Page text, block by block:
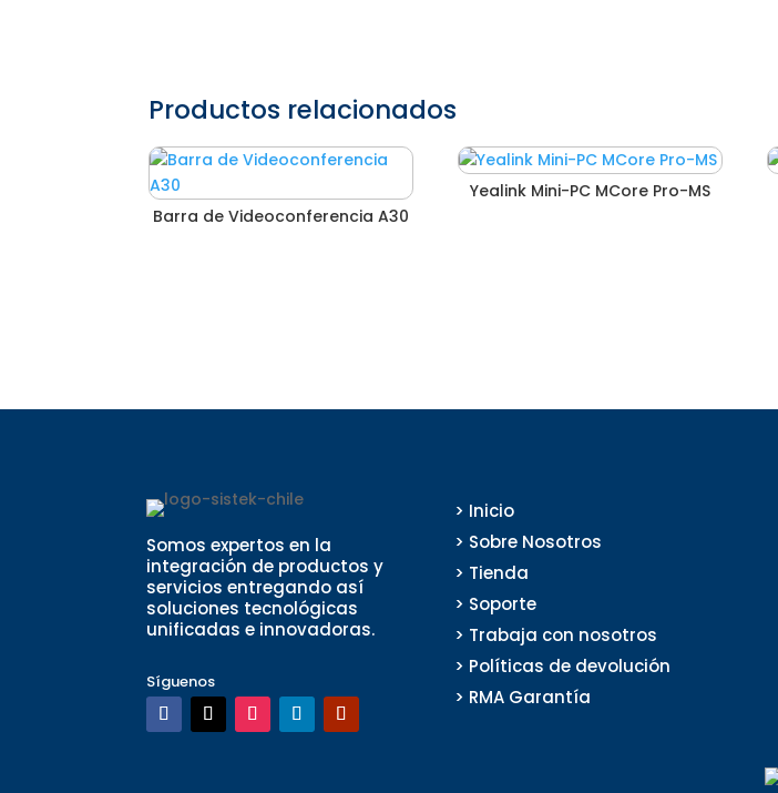
Productos relacionados
Barra de Videoconferencia A30
Yealink Mini-PC MCore Pro-MS
Somos expertos en la
integración de productos y
servicios entregando así
soluciones tecnológicas
unificadas e innovadoras.
Síguenos
> Inicio
> Sobre Nosotros
> Tienda
> Soporte
> Trabaja con nosotros
> Políticas de devolución
> RMA Garantía